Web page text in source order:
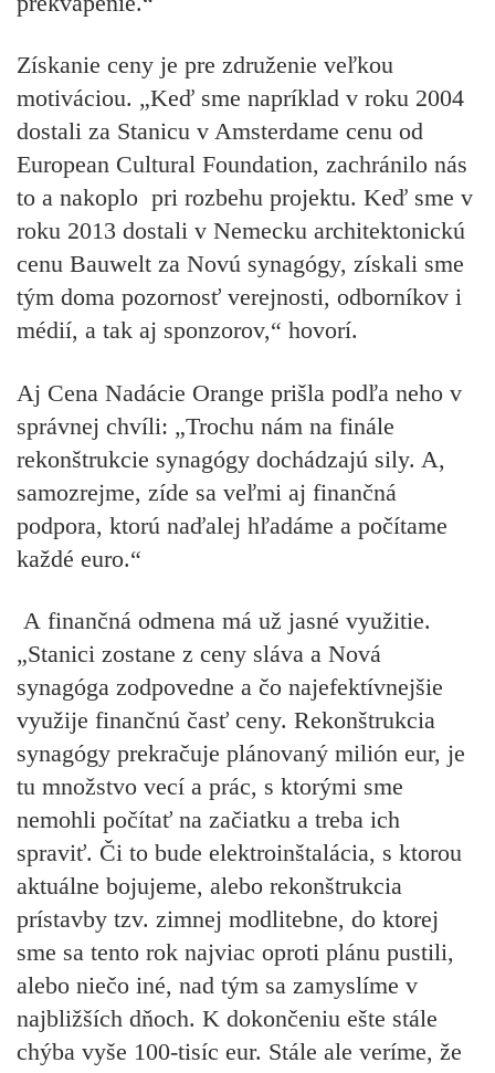
Získanie ceny je pre združenie veľkou
motiváciou. „Keď sme napríklad v roku 2004
dostali za Stanicu v Amsterdame cenu od
European Cultural Foundation, zachránilo nás
to a nakoplo pri rozbehu projektu. Keď sme v
roku 2013 dostali v Nemecku architektonickú
cenu Bauwelt za Novú synagógy, získali sme
tým doma pozornosť verejnosti, odborníkov i
médií, a tak aj sponzorov,“ hovorí.
Aj Cena Nadácie Orange prišla podľa neho v
správnej chvíli: „Trochu nám na finále
rekonštrukcie synagógy dochádzajú sily. A,
samozrejme, zíde sa veľmi aj finančná
podpora, ktorú naďalej hľadáme a počítame
každé euro.“
A finančná odmena má už jasné využitie.
„Stanici zostane z ceny sláva a Nová
synagóga zodpovedne a čo najefektívnejšie
využije finančnú časť ceny. Rekonštrukcia
synagógy prekračuje plánovaný milión eur, je
tu množstvo vecí a prác, s ktorými sme
nemohli počítať na začiatku a treba ich
spraviť. Či to bude elektroinštalácia, s ktorou
aktuálne bojujeme, alebo rekonštrukcia
prístavby tzv. zimnej modlitebne, do ktorej
sme sa tento rok najviac oproti plánu pustili,
alebo niečo iné, nad tým sa zamyslíme v
najbližších dňoch. K dokončeniu ešte stále
chýba vyše 100-tisíc eur. Stále ale veríme, že